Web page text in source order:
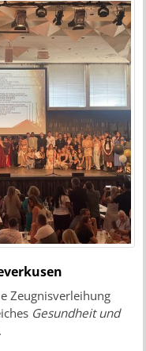
Zeugnisverleihung
Gesundheit und